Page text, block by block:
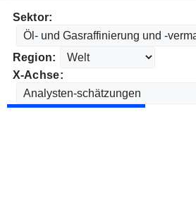
Sektor:
Region:
X-Achse: